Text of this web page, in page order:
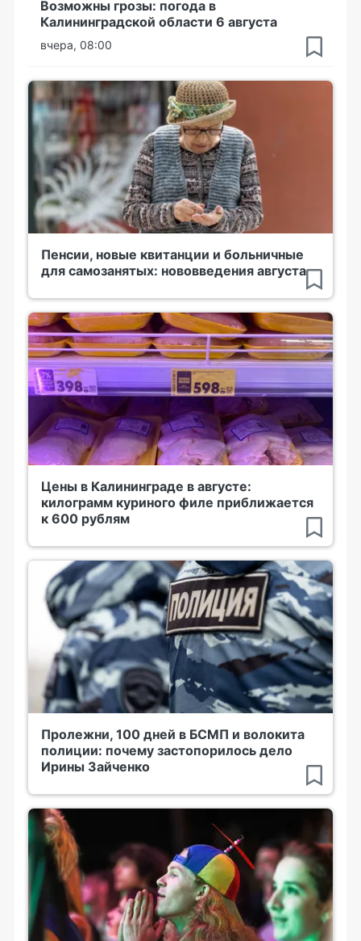
Возможны грозы: погода в
Калининградской области 6 августа
вчера, 08:00
Пенсии, новые квитанции и больничные
для самозанятых: нововведения августа
Цены в Калининграде в августе:
килограмм куриного филе приближается
к 600 рублям
Пролежни, 100 дней в БСМП и волокита
полиции: почему застопорилось дело
Ирины Зайченко